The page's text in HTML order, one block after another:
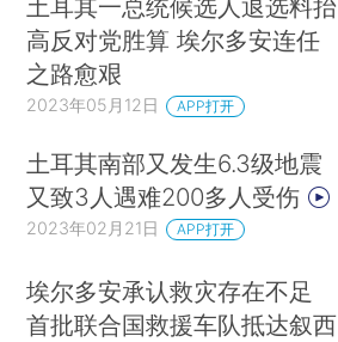
土耳其一总统候选人退选料抬
高反对党胜算 埃尔多安连任
之路愈艰
2023年05月12日 APP打开
土耳其南部又发生6.3级地震
又致3人遇难200多人受伤
2023年02月21日 APP打开
埃尔多安承认救灾存在不足
首批联合国救援车队抵达叙西